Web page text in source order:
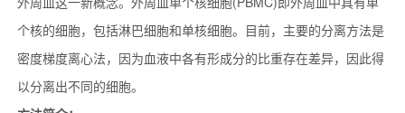
个核的细胞，包括淋巴细胞和单核细胞。目前，主要的分离方法是
密度梯度离心法，因为血液中各有形成分的比重存在差异，因此得
以分离出不同的细胞。